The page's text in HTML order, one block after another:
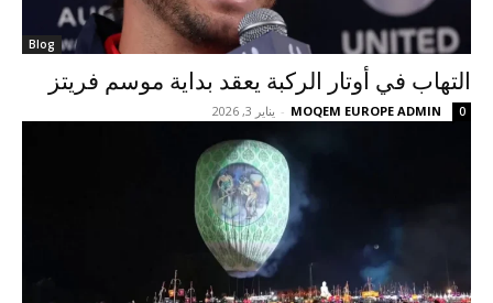
Blog
التهاب في أوتار الركبة يعقد بداية موسم فريتز
MOQEM EUROPE ADMIN
- يناير 3, 2026 0